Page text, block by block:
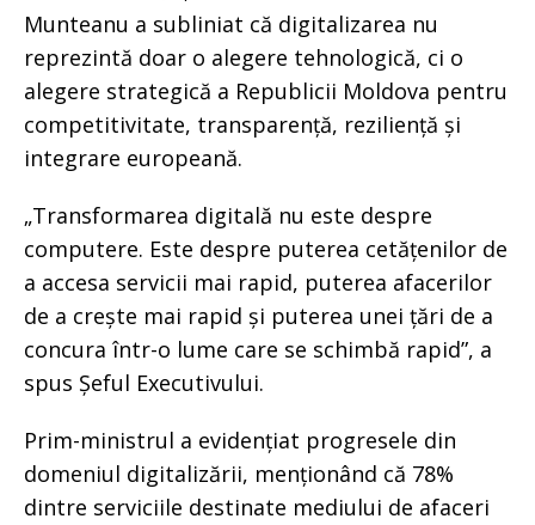
Munteanu a subliniat că digitalizarea nu
reprezintă doar o alegere tehnologică, ci o
alegere strategică a Republicii Moldova pentru
competitivitate, transparență, reziliență și
integrare europeană.
„Transformarea digitală nu este despre
computere. Este despre puterea cetățenilor de
a accesa servicii mai rapid, puterea afacerilor
de a crește mai rapid și puterea unei țări de a
concura într-o lume care se schimbă rapid”, a
spus Șeful Executivului.
Prim-ministrul a evidențiat progresele din
domeniul digitalizării, menționând că 78%
dintre serviciile destinate mediului de afaceri